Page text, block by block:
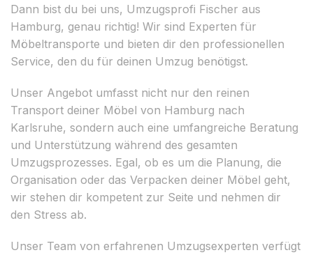
Dann bist du bei uns, Umzugsprofi Fischer aus
Hamburg, genau richtig! Wir sind Experten für
Möbeltransporte und bieten dir den professionellen
Service, den du für deinen Umzug benötigst.
Unser Angebot umfasst nicht nur den reinen
Transport deiner Möbel von Hamburg nach
Karlsruhe, sondern auch eine umfangreiche Beratung
und Unterstützung während des gesamten
Umzugsprozesses. Egal, ob es um die Planung, die
Organisation oder das Verpacken deiner Möbel geht,
wir stehen dir kompetent zur Seite und nehmen dir
den Stress ab.
Unser Team von erfahrenen Umzugsexperten verfügt